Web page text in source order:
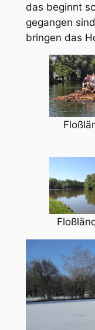
das beginnt
gegangen
bringen das